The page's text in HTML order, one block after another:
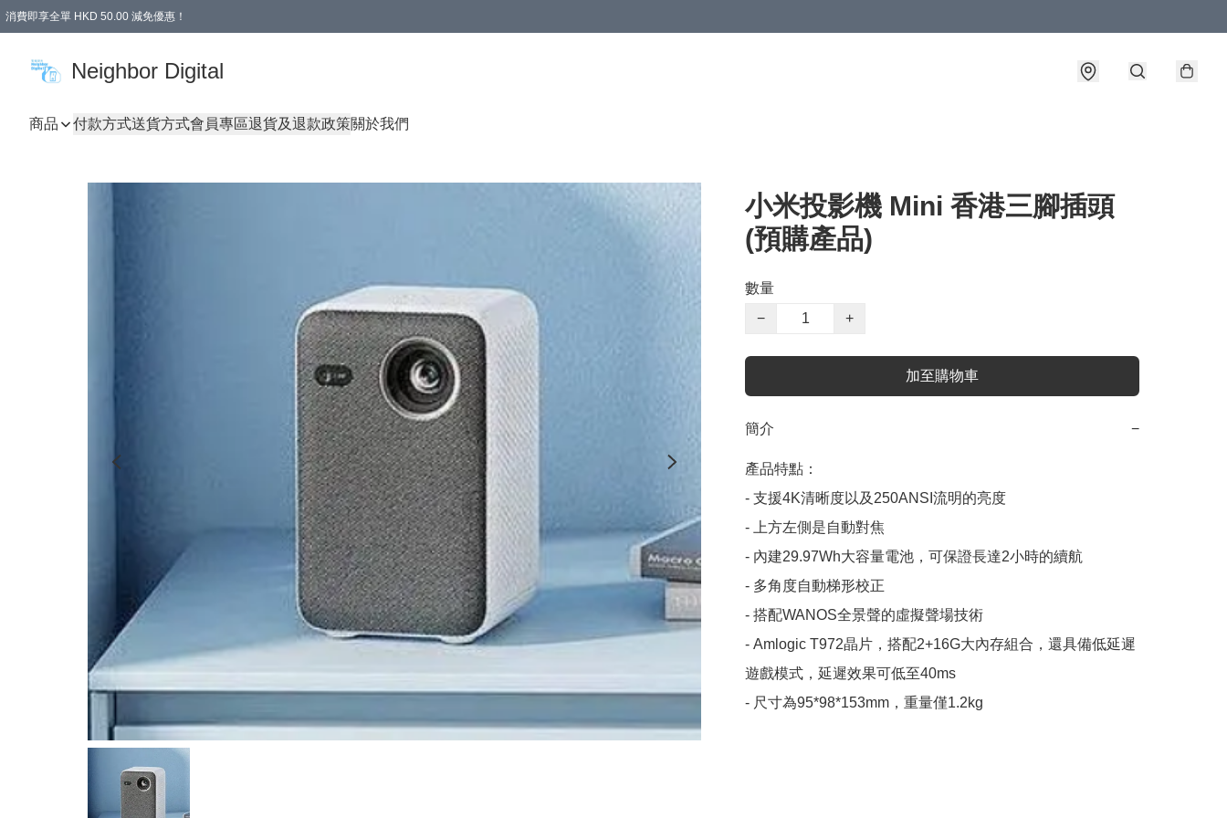
消費即享全單 HKD 50.00 減免優惠！
Neighbor Digital
商品 付款方式送貨方式會員專區退貨及退款政策關於我們
小米投影機 Mini 香港三腳插頭
(預購產品)
數量
−
+
加至購物車
簡介 −
產品特點：
- 支援4K清晰度以及250ANSI流明的亮度
- 上方左側是自動對焦
- 內建29.97Wh大容量電池，可保證長達2小時的續航
- 多角度自動梯形校正
- 搭配WANOS全景聲的虛擬聲場技術
- Amlogic T972晶片，搭配2+16G大內存組合，還具備低延遲
遊戲模式，延遲效果可低至40ms
- 尺寸為95*98*153mm，重量僅1.2kg